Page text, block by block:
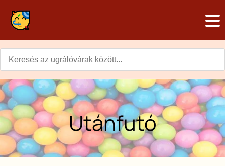
main
content
navigation
Utánfutó